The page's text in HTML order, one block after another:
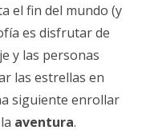
el fin del mundo (y
es disfrutar de
y las personas
las estrellas en
siguiente enrollar
aventura.